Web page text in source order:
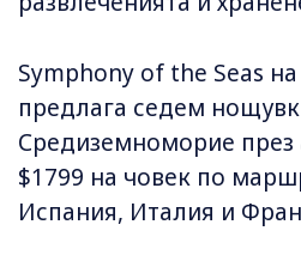
Symphony of the Seas
предлага седем
Средиземноморие през
$1799 на човек по
Испания, Италия и